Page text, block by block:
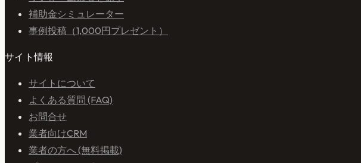
補助金シミュレーター
事例投稿（1,000円プレゼント）
サイト情報
サイトについて
よくある質問 (FAQ)
お問合せ
業者向けCRM
業者の方へ (無料掲載)